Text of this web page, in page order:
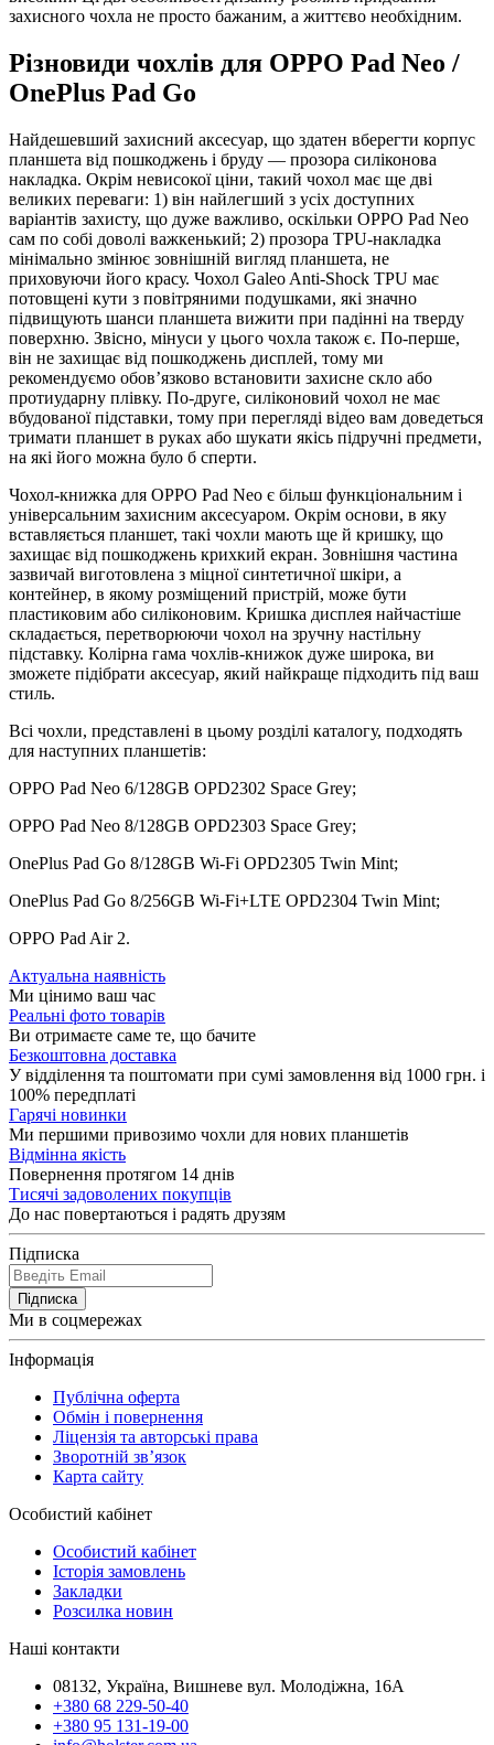
захисного чохла не просто бажаним, а життєво необхідним.
Різновиди чохлів для OPPO Pad Neo /
OnePlus Pad Go
Найдешевший захисний аксесуар, що здатен вберегти корпус
планшета від пошкоджень і бруду — прозора силіконова
накладка. Окрім невисокої ціни, такий чохол має ще дві
великих переваги: 1) він найлегший з усіх доступних
варіантів захисту, що дуже важливо, оскільки OPPO Pad Neo
сам по собі доволі важкенький; 2) прозора TPU-накладка
мінімально змінює зовнішній вигляд планшета, не
приховуючи його красу. Чохол Galeo Anti-Shock TPU має
потовщені кути з повітряними подушками, які значно
підвищують шанси планшета вижити при падінні на тверду
поверхню. Звісно, мінуси у цього чохла також є. По-перше,
він не захищає від пошкоджень дисплей, тому ми
рекомендуємо обов’язково встановити захисне скло або
протиударну плівку. По-друге, силіконовий чохол не має
вбудованої підставки, тому при перегляді відео вам доведеться
тримати планшет в руках або шукати якісь підручні предмети,
на які його можна було б сперти.
Чохол-книжка для OPPO Pad Neo є більш функціональним і
універсальним захисним аксесуаром. Окрім основи, в яку
вставляється планшет, такі чохли мають ще й кришку, що
захищає від пошкоджень крихкий екран. Зовнішня частина
зазвичай виготовлена з міцної синтетичної шкіри, а
контейнер, в якому розміщений пристрій, може бути
пластиковим або силіконовим. Кришка дисплея найчастіше
складається, перетворюючи чохол на зручну настільну
підставку. Колірна гама чохлів-книжок дуже широка, ви
зможете підібрати аксесуар, який найкраще підходить під ваш
стиль.
Всі чохли, представлені в цьому розділі каталогу, подходять
для наступних планшетів:
OPPO Pad Neo 6/128GB OPD2302 Space Grey;
OPPO Pad Neo 8/128GB OPD2303 Space Grey;
OnePlus Pad Go 8/128GB Wi-Fi OPD2305 Twin Mint;
OnePlus Pad Go 8/256GB Wi-Fi+LTE OPD2304 Twin Mint;
OPPO Pad Air 2.
Актуальна наявність
Ми цінимо ваш час
Реальні фото товарів
Ви отримаєте саме те, що бачите
Безкоштовна доставка
У відділення та поштомати при сумі замовлення від 1000 грн. і
100% передплаті
Гарячі новинки
Ми першими привозимо чохли для нових планшетів
Відмінна якість
Повернення протягом 14 днів
Тисячі задоволених покупців
До нас повертаються і радять друзям
Підписка
Підписка
Ми в соцмережах
Інформація
Публічна оферта
Обмін і повернення
Ліцензія та авторські права
Зворотній зв’язок
Карта сайту
Особистий кабінет
Особистий кабінет
Історія замовлень
Закладки
Розсилка новин
Наші контакти
08132, Україна, Вишневе вул. Молодіжна, 16А
+380 68 229-50-40
+380 95 131-19-00